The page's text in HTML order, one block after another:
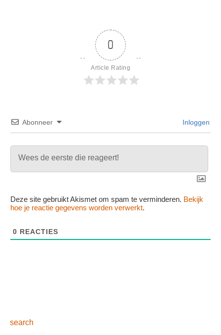
0
Article Rating
Abonneer Inloggen
Deze site gebruikt Akismet om spam te verminderen. Bekijk
hoe je reactie gegevens worden verwerkt.
0 REACTIES
search